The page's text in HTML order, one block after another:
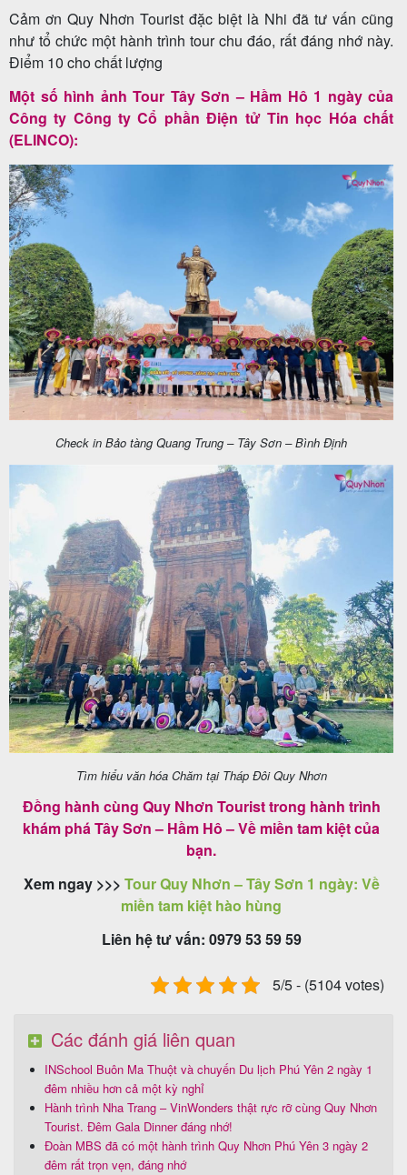
Combo
Quy
Nhơn
Lịch
khởi
hành
Tin
du
lịch
Quy
Nhơn
Cảm
nhận
khách
hàng
Tuyển
hệ
Cảm ơn Quy Nhơn Tourist đặc biệt là Nhi đã tư vấn cũng
như tổ chức một hành trình tour chu đáo, rất đáng nhớ này.
Điểm 10 cho chất lượng
Một số hình ảnh Tour Tây Sơn – Hầm Hô 1 ngày của
Công ty Công ty Cổ phần Điện tử Tin học Hóa chất
(ELINCO):
Check in Bảo tàng Quang Trung – Tây Sơn – Bình Định
Tìm hiểu văn hóa Chăm tại Tháp Đôi Quy Nhơn
Đồng hành cùng Quy Nhơn Tourist trong hành trình
khám phá Tây Sơn – Hầm Hô – Về miền tam kiệt của
bạn.
Xem ngay >>> Tour Quy Nhơn – Tây Sơn 1 ngày: Về
miền tam kiệt hào hùng
Liên hệ tư vấn: 0979 53 59 59
5/5 - (5104 votes)
Các đánh giá liên quan
INSchool Buôn Ma Thuột và chuyến Du lịch Phú Yên 2 ngày 1
đêm nhiều hơn cả một kỳ nghỉ
Hành trình Nha Trang – VinWonders thật rực rỡ cùng Quy Nhơn
Tourist. Đêm Gala Dinner đáng nhớ!
Đoàn MBS đã có một hành trình Quy Nhơn Phú Yên 3 ngày 2
đêm rất trọn vẹn, đáng nhớ